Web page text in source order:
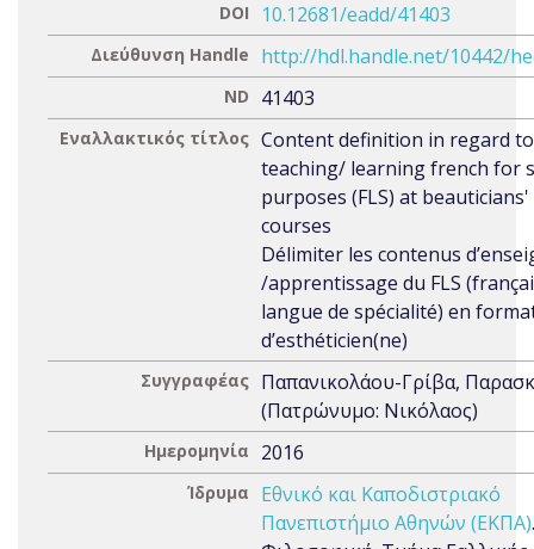
DOI 10.12681/eadd/41403
Διεύθυνση Handle http://hdl.handle.net/10442/
ND 41403
Εναλλακτικός τίτλος Content definition in regard to
teaching/ learning french for
purposes (FLS) at
courses
Délimiter les contenus
/apprentissage du FLS
langue de spécialité) en
d’esthéticien(ne)
Συγγραφέας Παπανικολάου-Γρίβα,
(Πατρώνυμο: Νικόλαος)
Ημερομηνία 2016
Ίδρυμα
Εθνικό και Καποδιστριακό
Πανεπιστήμιο Αθηνών (ΕΚΠΑ)